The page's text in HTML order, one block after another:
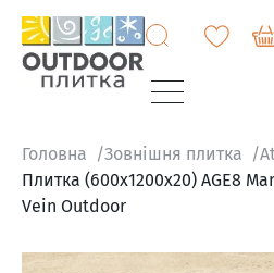
Головна
Зовнішня плитка
Плитка (600x1200x20) AGE8
Vein Outdoor